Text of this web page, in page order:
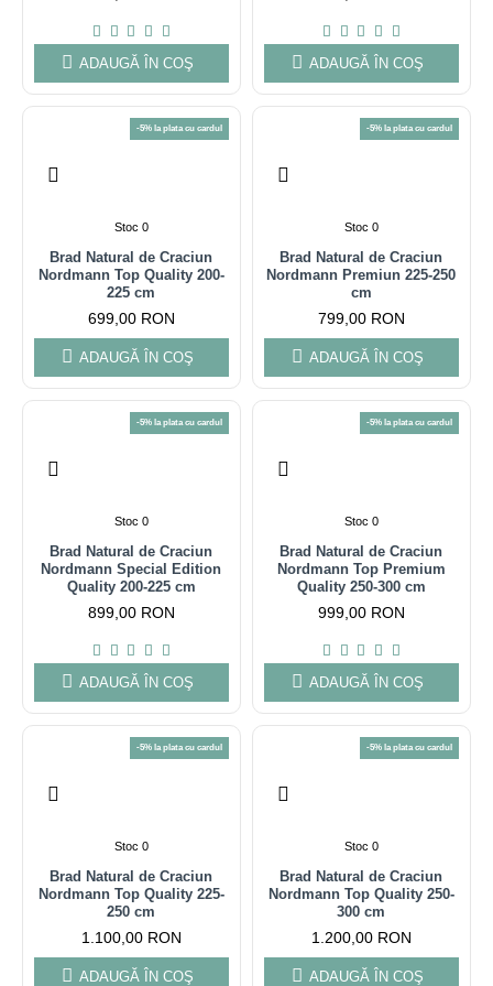
ADAUGĂ ÎN COŞ ADAUGĂ ÎN COŞ
-5% la plata cu cardul
Stoc 0
Brad Natural de Craciun
Nordmann Top Quality 200-
225 cm
699,00 RON
ADAUGĂ ÎN COŞ
-5% la plata cu cardul
Stoc 0
Brad Natural de Craciun
Nordmann Premiun 225-250
cm
799,00 RON
ADAUGĂ ÎN COŞ
-5% la plata cu cardul
Stoc 0
Brad Natural de Craciun
Nordmann Special Edition
Quality 200-225 cm
899,00 RON
ADAUGĂ ÎN COŞ
-5% la plata cu cardul
Stoc 0
Brad Natural de Craciun
Nordmann Top Premium
Quality 250-300 cm
999,00 RON
ADAUGĂ ÎN COŞ
-5% la plata cu cardul
Stoc 0
Brad Natural de Craciun
Nordmann Top Quality 225-
250 cm
1.100,00 RON
ADAUGĂ ÎN COŞ
-5% la plata cu cardul
Stoc 0
Brad Natural de Craciun
Nordmann Top Quality 250-
300 cm
1.200,00 RON
ADAUGĂ ÎN COŞ